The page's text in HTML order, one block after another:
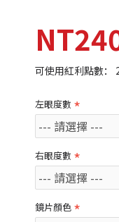
可使用紅利點數：
左眼度數
右眼度數
鏡片顏色